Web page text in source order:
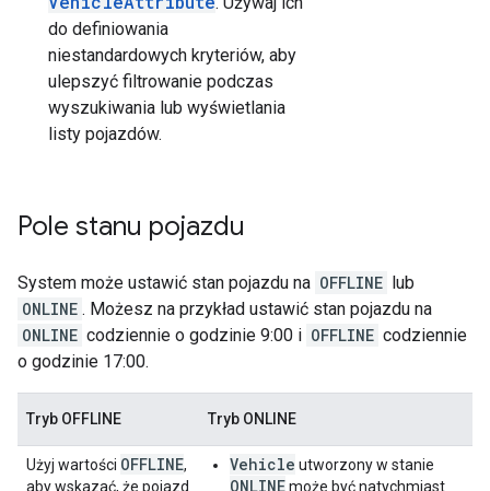
do definiowania
niestandardowych kryteriów, aby
ulepszyć filtrowanie podczas
wyszukiwania lub wyświetlania
listy pojazdów.
Pole stanu pojazdu
System może ustawić stan pojazdu na OFFLINE lub
ONLINE . Możesz na przykład ustawić stan pojazdu na
ONLINE codziennie o godzinie 9:00 i OFFLINE codziennie
o godzinie 17:00.
Tryb OFFLINE Tryb ONLINE
Użyj wartości OFFLINE,
aby wskazać, że pojazd
Vehicle utworzony w stanie
ONLINEmoże być natychmiast